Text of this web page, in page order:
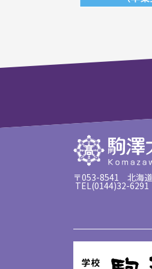
〒053-8541 北海
TEL(0144)32-